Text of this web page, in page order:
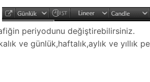
periyodunu değiştirebilirsiniz.
ve günlük,haftalık,aylık ve yıllık